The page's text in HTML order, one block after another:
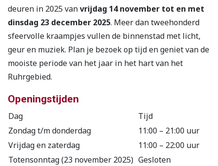
deuren in 2025 vanvrijdag 14 november tot en met
dinsdag 23 december 2025. Meer dan tweehonderd
sfeervolle kraampjes vullen de binnenstad met licht,
geur en muziek. Plan je bezoek op tijd en geniet van de
mooiste periode van het jaar in het hart van het
Ruhrgebied.
Openingstijden
Dag
Tijd
Zondag t/m donderdag
11:00 – 21:00 uur
Vrijdag en zaterdag
11:00 – 22:00 uur
Totensonntag (23 november 2025) Gesloten